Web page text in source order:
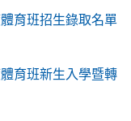
育班招生錄取名單
育班新生入學暨轉